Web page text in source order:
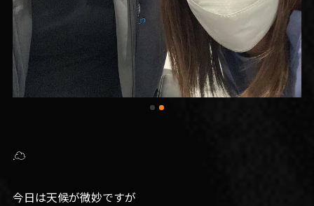
.☁️
今日は天候が微妙ですが